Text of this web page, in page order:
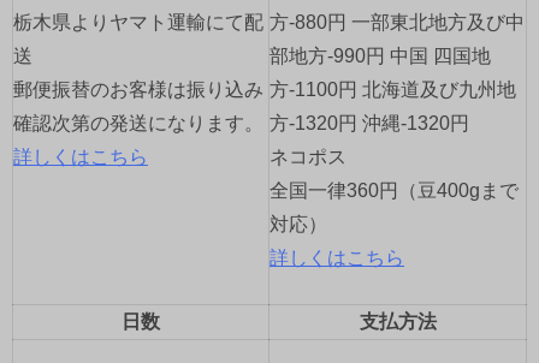
ン
栃木県よりヤマト運輸にて配
送
郵便振替のお客様は振り込み
確認次第の発送になります。
詳しくはこちら
方-880円 一部東北地方及び中
部地方-990円 中国 四国地
方-1100円 北海道及び九州地
方-1320円 沖縄-1320円
ネコポス
全国一律360円（豆400gまで
対応）
詳しくはこちら
日数 支払方法